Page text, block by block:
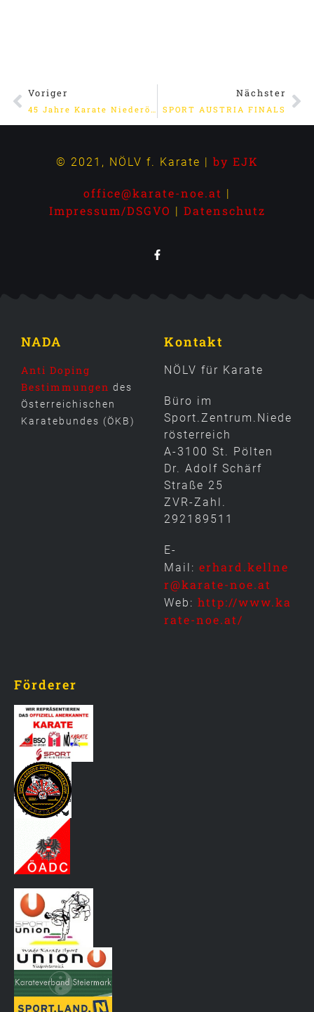
Voriger
45 Jahre Karate Niederösterreich
Nächster
SPORT AUSTRIA FINALS
© 2021, NÖLV f. Karate | by EJK
office@karate-noe.at
Impressum/DSGVO Datenschutz
NADA
Anti Doping
Bestimmungen des
Österreichischen
Karatebundes (ÖKB)
Kontakt
NÖLV für Karate
Büro im
Sport.Zentrum.Niede
rösterreich
A-3100 St. Pölten
Dr. Adolf Schärf
Straße 25
ZVR-Zahl.
292189511
E-
Mail: erhard.kellne
r@karate-noe.at
Web: http://www.ka
rate-noe.at/
Förderer